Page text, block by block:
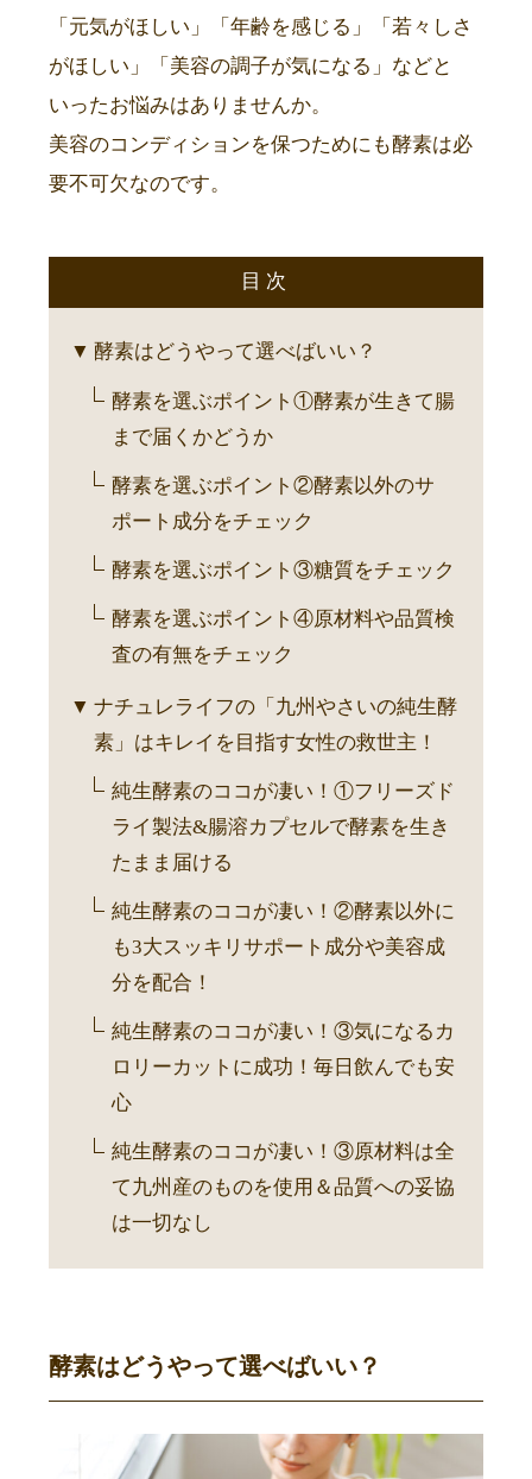
「元気がほしい」「年齢を感じる」「若々しさ
がほしい」「美容の調子が気になる」などと
いったお悩みはありませんか。
美容のコンディションを保つためにも酵素は必
要不可欠なのです。
目次
酵素はどうやって選べばいい？
酵素を選ぶポイント①酵素が生きて腸
まで届くかどうか
酵素を選ぶポイント②酵素以外のサ
ポート成分をチェック
酵素を選ぶポイント③糖質をチェック
酵素を選ぶポイント④原材料や品質検
査の有無をチェック
ナチュレライフの「九州やさいの純生酵
素」はキレイを目指す女性の救世主！
純生酵素のココが凄い！①フリーズド
ライ製法&腸溶カプセルで酵素を生き
たまま届ける
純生酵素のココが凄い！②酵素以外に
も3大スッキリサポート成分や美容成
分を配合！
純生酵素のココが凄い！③気になるカ
ロリーカットに成功！毎日飲んでも安
心
純生酵素のココが凄い！③原材料は全
て九州産のものを使用＆品質への妥協
は一切なし
酵素はどうやって選べばいい？